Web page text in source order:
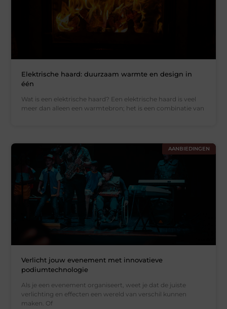
Elektrische haard: duurzaam warmte en design in
één
Wat is een elektrische haard? Een elektrische haard is veel
meer dan alleen een warmtebron; het is een combinatie van
AANBIEDINGEN
Verlicht jouw evenement met innovatieve
podiumtechnologie
Als je een evenement organiseert, weet je dat de juiste
verlichting en effecten een wereld van verschil kunnen
maken. Of